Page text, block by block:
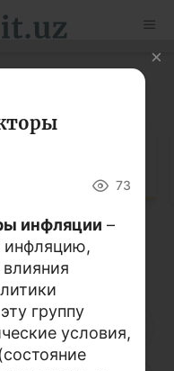
Рус
Д Е
73
инфляции –
инфляцию,
группу
условия,